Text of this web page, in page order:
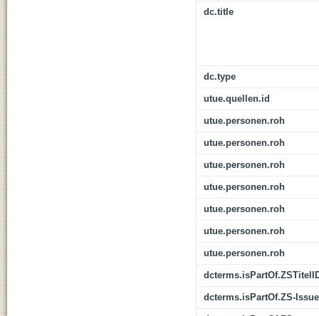
dc.title
dc.type
utue.quellen.id
utue.personen.roh
utue.personen.roh
utue.personen.roh
utue.personen.roh
utue.personen.roh
utue.personen.roh
utue.personen.roh
dcterms.isPartOf.ZS-Issue